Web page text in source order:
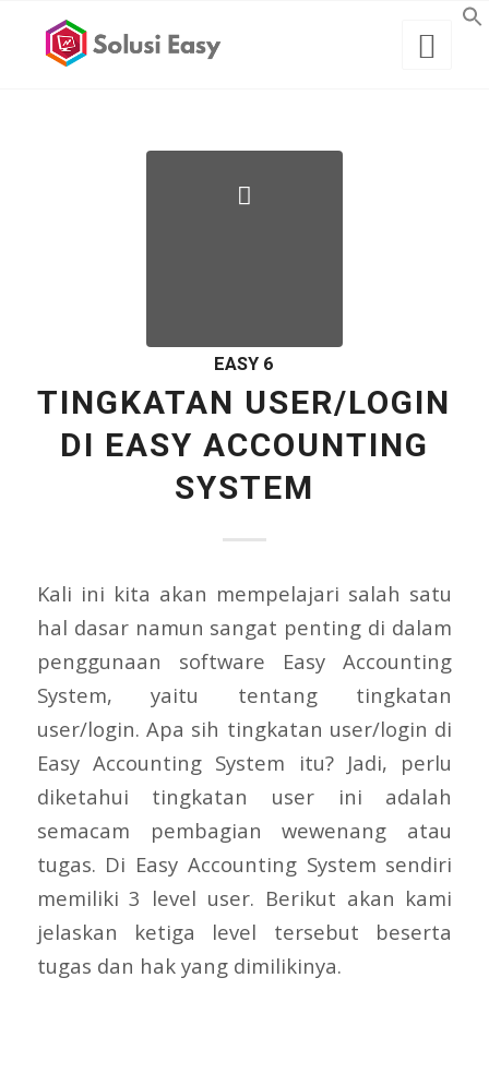
EASY 6
TINGKATAN USER/LOGIN
DI EASY ACCOUNTING
SYSTEM
Kali ini kita akan mempelajari salah satu
hal dasar namun sangat penting di dalam
penggunaan software Easy Accounting
System, yaitu tentang tingkatan
user/login. Apa sih tingkatan user/login di
Easy Accounting System itu? Jadi, perlu
diketahui tingkatan user ini adalah
semacam pembagian wewenang atau
tugas. Di Easy Accounting System sendiri
memiliki 3 level user. Berikut akan kami
jelaskan ketiga level tersebut beserta
tugas dan hak yang dimilikinya.